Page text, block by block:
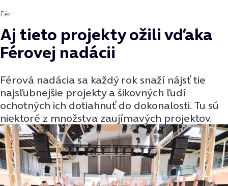
Fér
Aj tieto projekty ožili vďaka
Férovej nadácii
Férová nadácia sa každý rok snaží nájsť tie
najsľubnejšie projekty a šikovných ľudí
ochotných ich dotiahnuť do dokonalosti. Tu sú
niektoré z množstva zaujímavých projektov.